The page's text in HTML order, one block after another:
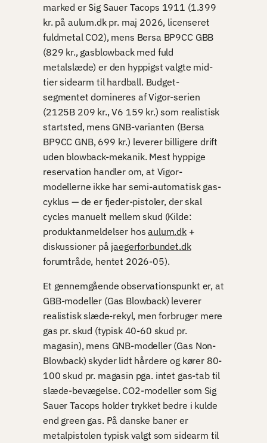
marked er Sig Sauer Tacops 1911 (1.399
kr. på aulum.dk pr. maj 2026, licenseret
fuldmetal CO2), mens Bersa BP9CC GBB
(829 kr., gasblowback med fuld
metalslæde) er den hyppigst valgte mid-
tier sidearm til hardball. Budget-
segmentet domineres af Vigor-serien
(2125B 209 kr., V6 159 kr.) som realistisk
startsted, mens GNB-varianten (Bersa
BP9CC GNB, 699 kr.) leverer billigere drift
uden blowback-mekanik. Mest hyppige
reservation handler om, at Vigor-
modellerne ikke har semi-automatisk gas-
cyklus — de er fjeder-pistoler, der skal
cycles manuelt mellem skud (Kilde:
produktanmeldelser hosaulum.dk +
diskussioner på jaegerforbundet.dk
forumtråde, hentet 2026-05).
Et gennemgående observationspunkt er, at
GBB-modeller (Gas Blowback) leverer
realistisk slæde-rekyl, men forbruger mere
gas pr. skud (typisk 40-60 skud pr.
magasin), mens GNB-modeller (Gas Non-
Blowback) skyder lidt hårdere og kører 80-
100 skud pr. magasin pga. intet gas-tab til
slæde-bevægelse. CO2-modeller som Sig
Sauer Tacops holder trykket bedre i kulde
end green gas. På danske baner er
metalpistolen typisk valgt som sidearm til